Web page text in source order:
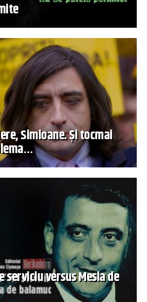
Simioane. Și tocmai
serviciu versus Mesia de